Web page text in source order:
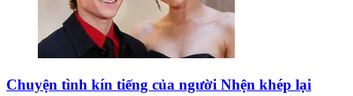
Chuyện tình kín tiếng của người Nhện khép lại